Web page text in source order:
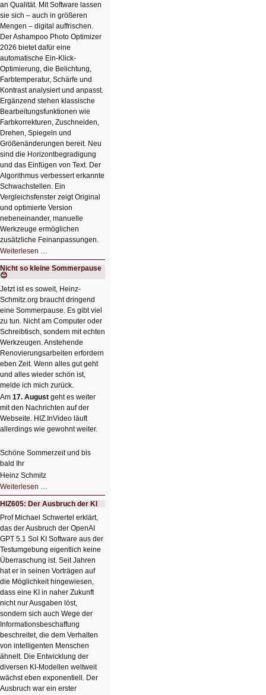
an Qualität. Mit Software lassen
sie sich – auch in größeren
Mengen – digital auffrischen.
Der Ashampoo Photo Optimizer
2026 bietet dafür eine
automatische Ein-Klick-
Optimierung, die Belichtung,
Farbtemperatur, Schärfe und
Kontrast analysiert und anpasst.
Ergänzend stehen klassische
Bearbeitungsfunktionen wie
Farbkorrekturen, Zuschneiden,
Drehen, Spiegeln und
Größenänderungen bereit. Neu
sind die Horizontbegradigung
und das Einfügen von Text. Der
Algorithmus verbessert erkannte
Schwachstellen. Ein
Vergleichsfenster zeigt Original
und optimierte Version
nebeneinander, manuelle
Werkzeuge ermöglichen
zusätzliche Feinanpassungen.
Weiterlesen …
Bildverschönerung
mit
einem
HIZ606:
Bildverschönerung
mit
einem
Klick
Nicht so kleine Sommerpause
😊
Jetzt ist es soweit, Heinz-
Schmitz.org braucht dringend
eine Sommerpause. Es gibt viel
zu tun. Nicht am Computer oder
Schreibtisch, sondern mit echten
Werkzeugen. Anstehende
Renovierungsarbeiten erfordern
eben Zeit. Wenn alles gut geht
und alles wieder schön ist,
melde ich mich zurück.
Am 17. August geht es weiter
mit den Nachrichten auf der
Webseite. HIZ.InVideo läuft
allerdings wie gewohnt weiter.
Schöne Sommerzeit und bis
bald Ihr
Heinz Schmitz
Weiterlesen …
so
kleine
Sommerpause
😊
HIZ605: Der Ausbruch der KI
Prof Michael Schwertel erklärt,
das der Ausbruch der OpenAI
GPT 5.1 Sol KI Software aus der
Testumgebung eigentlich keine
Überraschung ist. Seit Jahren
hat er in seinen Vorträgen auf
die Möglichkeit hingewiesen,
dass eine KI in naher Zukunft
nicht nur Ausgaben löst,
sondern sich auch Wege der
Informationsbeschaffung
beschreitet, die dem Verhalten
von intelligenten Menschen
ähnelt. Die Entwicklung der
diversen KI-Modellen weltweit
wächst eben exponentiell. Der
Ausbruch war ein erster